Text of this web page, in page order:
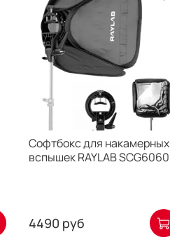
Софтбокс для накамерных
вспышек RAYLAB SCG6060
4490 руб